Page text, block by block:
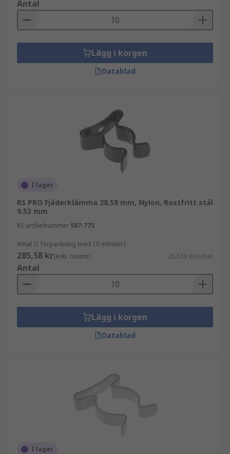
Antal
Lägg i korgen
Datablad
I lager
RS PRO Fjäderklämma 28.58 mm, Nylon, Rostfritt stål
9.53 mm
RS-artikelnummer 507-775
Antal (1 förpackning med 10 enheter)
285,58 kr(exkl. moms) 28,558 kr/enhet
Antal
Lägg i korgen
Datablad
I lager